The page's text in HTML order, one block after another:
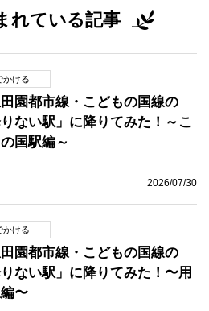
れている記事
かける
園都市線・こどもの国線の
りない駅」に降りてみた！～こ
国駅編～
2026/07/30
かける
園都市線・こどもの国線の
りない駅」に降りてみた！〜用
〜